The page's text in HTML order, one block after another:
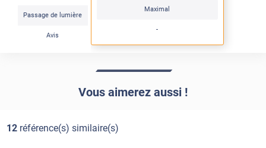
Passage de lumière
Avis
Maximal
-
Vous aimerez aussi !
12référence(s) similaire(s)